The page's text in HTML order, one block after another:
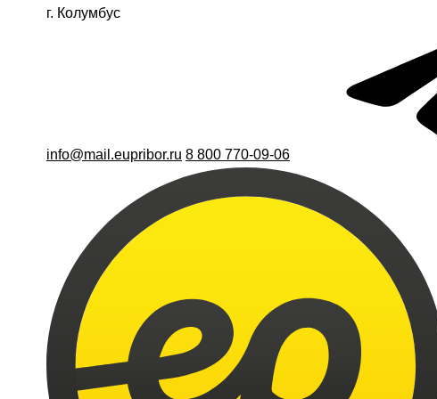
г. Колумбус
info@mail.eupribor.ru 8 800 770-09-06